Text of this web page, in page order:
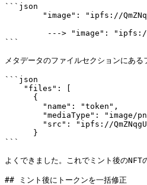
```json
```
メタデータのファイルセクションにあ
```json
```
よくできました。これでミント後のNFT
## ミント後にトークンを一括修正